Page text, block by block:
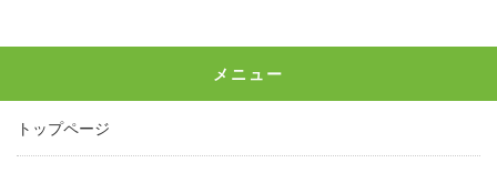
メニュー
トップページ